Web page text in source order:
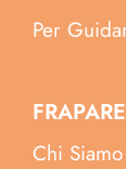
Per
Chi Siamo